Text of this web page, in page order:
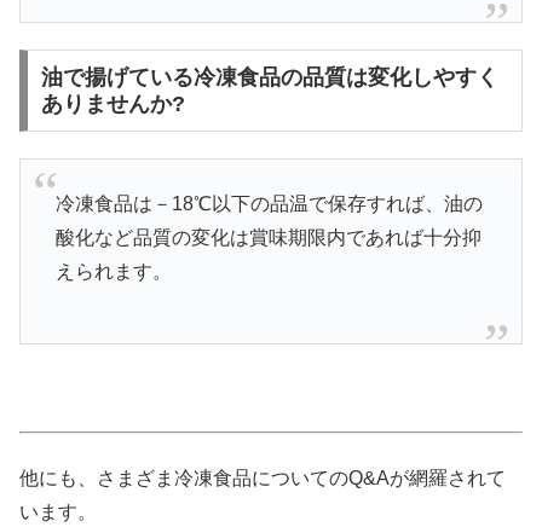
油で揚げている冷凍食品の品質は変化しやすく
ありませんか?
冷凍食品は－18℃以下の品温で保存すれば、油の
酸化など品質の変化は賞味期限内であれば十分抑
えられます。
他にも、さまざま冷凍食品についてのQ&Aが網羅されて
います。